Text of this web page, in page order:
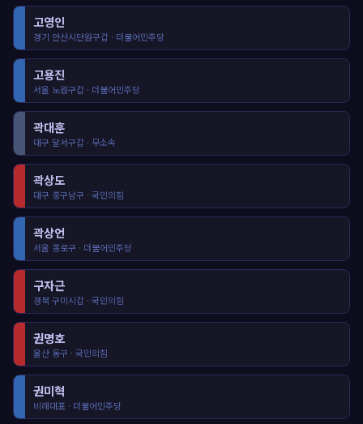
고영인
경기 안산시단원구갑 · 더불어민주당
고용진
서울 노원구갑 · 더불어민주당
곽대훈
대구 달서구갑 · 무소속
곽상도
대구 중구남구 · 국민의힘
곽상언
서울 종로구 · 더불어민주당
구자근
경북 구미시갑 · 국민의힘
권명호
울산 동구 · 국민의힘
권미혁
비례대표 · 더불어민주당